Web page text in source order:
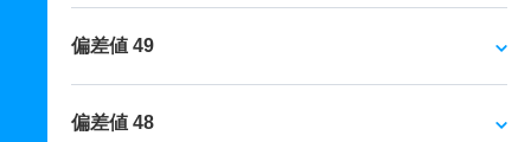
偏差値 49
偏差値 48